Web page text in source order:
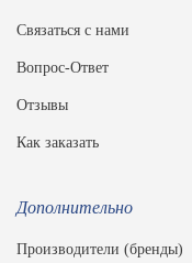
Связаться с нами
Вопрос-Ответ
Отзывы
Как заказать
Дополнительно
Производители (бренды)